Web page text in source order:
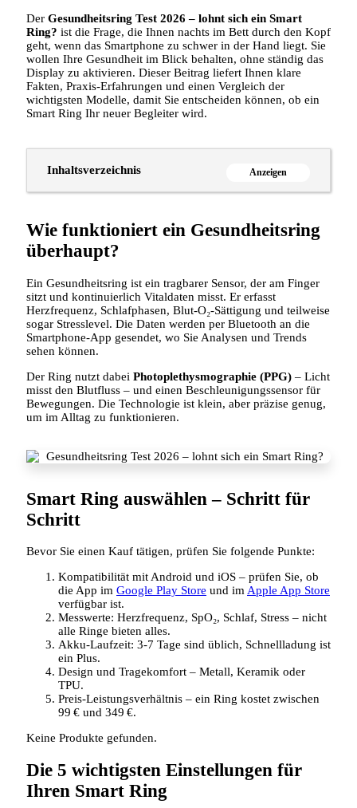
Der Gesundheitsring Test 2026 – lohnt sich ein Smart
Ring? ist die Frage, die Ihnen nachts im Bett durch den Kopf
geht, wenn das Smartphone zu schwer in der Hand liegt. Sie
wollen Ihre Gesundheit im Blick behalten, ohne ständig das
Display zu aktivieren. Dieser Beitrag liefert Ihnen klare
Fakten, Praxis‑Erfahrungen und einen Vergleich der
wichtigsten Modelle, damit Sie entscheiden können, ob ein
Smart Ring Ihr neuer Begleiter wird.
Inhaltsverzeichnis Anzeigen
Wie funktioniert ein Gesundheitsring
überhaupt?
Ein Gesundheitsring ist ein tragbarer Sensor, der am Finger
sitzt und kontinuierlich Vitaldaten misst. Er erfasst
Herzfrequenz, Schlafphasen, Blut‑O₂‑Sättigung und teilweise
sogar Stresslevel. Die Daten werden per Bluetooth an die
Smartphone‑App gesendet, wo Sie Analysen und Trends
sehen können.
Der Ring nutzt dabei Photoplethysmographie (PPG) – Licht
misst den Blutfluss – und einen Beschleunigungssensor für
Bewegungen. Die Technologie ist klein, aber präzise genug,
um im Alltag zu funktionieren.
Smart Ring auswählen – Schritt für
Schritt
Bevor Sie einen Kauf tätigen, prüfen Sie folgende Punkte:
Kompatibilität mit Android und iOS – prüfen Sie, ob
die App im Google Play Store und imApple App Store
verfügbar ist.
Messwerte: Herzfrequenz, SpO₂, Schlaf, Stress – nicht
alle Ringe bieten alles.
Akku‑Laufzeit: 3‑7 Tage sind üblich, Schnellladung ist
ein Plus.
Design und Tragekomfort – Metall, Keramik oder
TPU.
Preis‑Leistungsverhältnis – ein Ring kostet zwischen
99 € und 349 €.
Keine Produkte gefunden.
Die 5 wichtigsten Einstellungen für
Ihren Smart Ring